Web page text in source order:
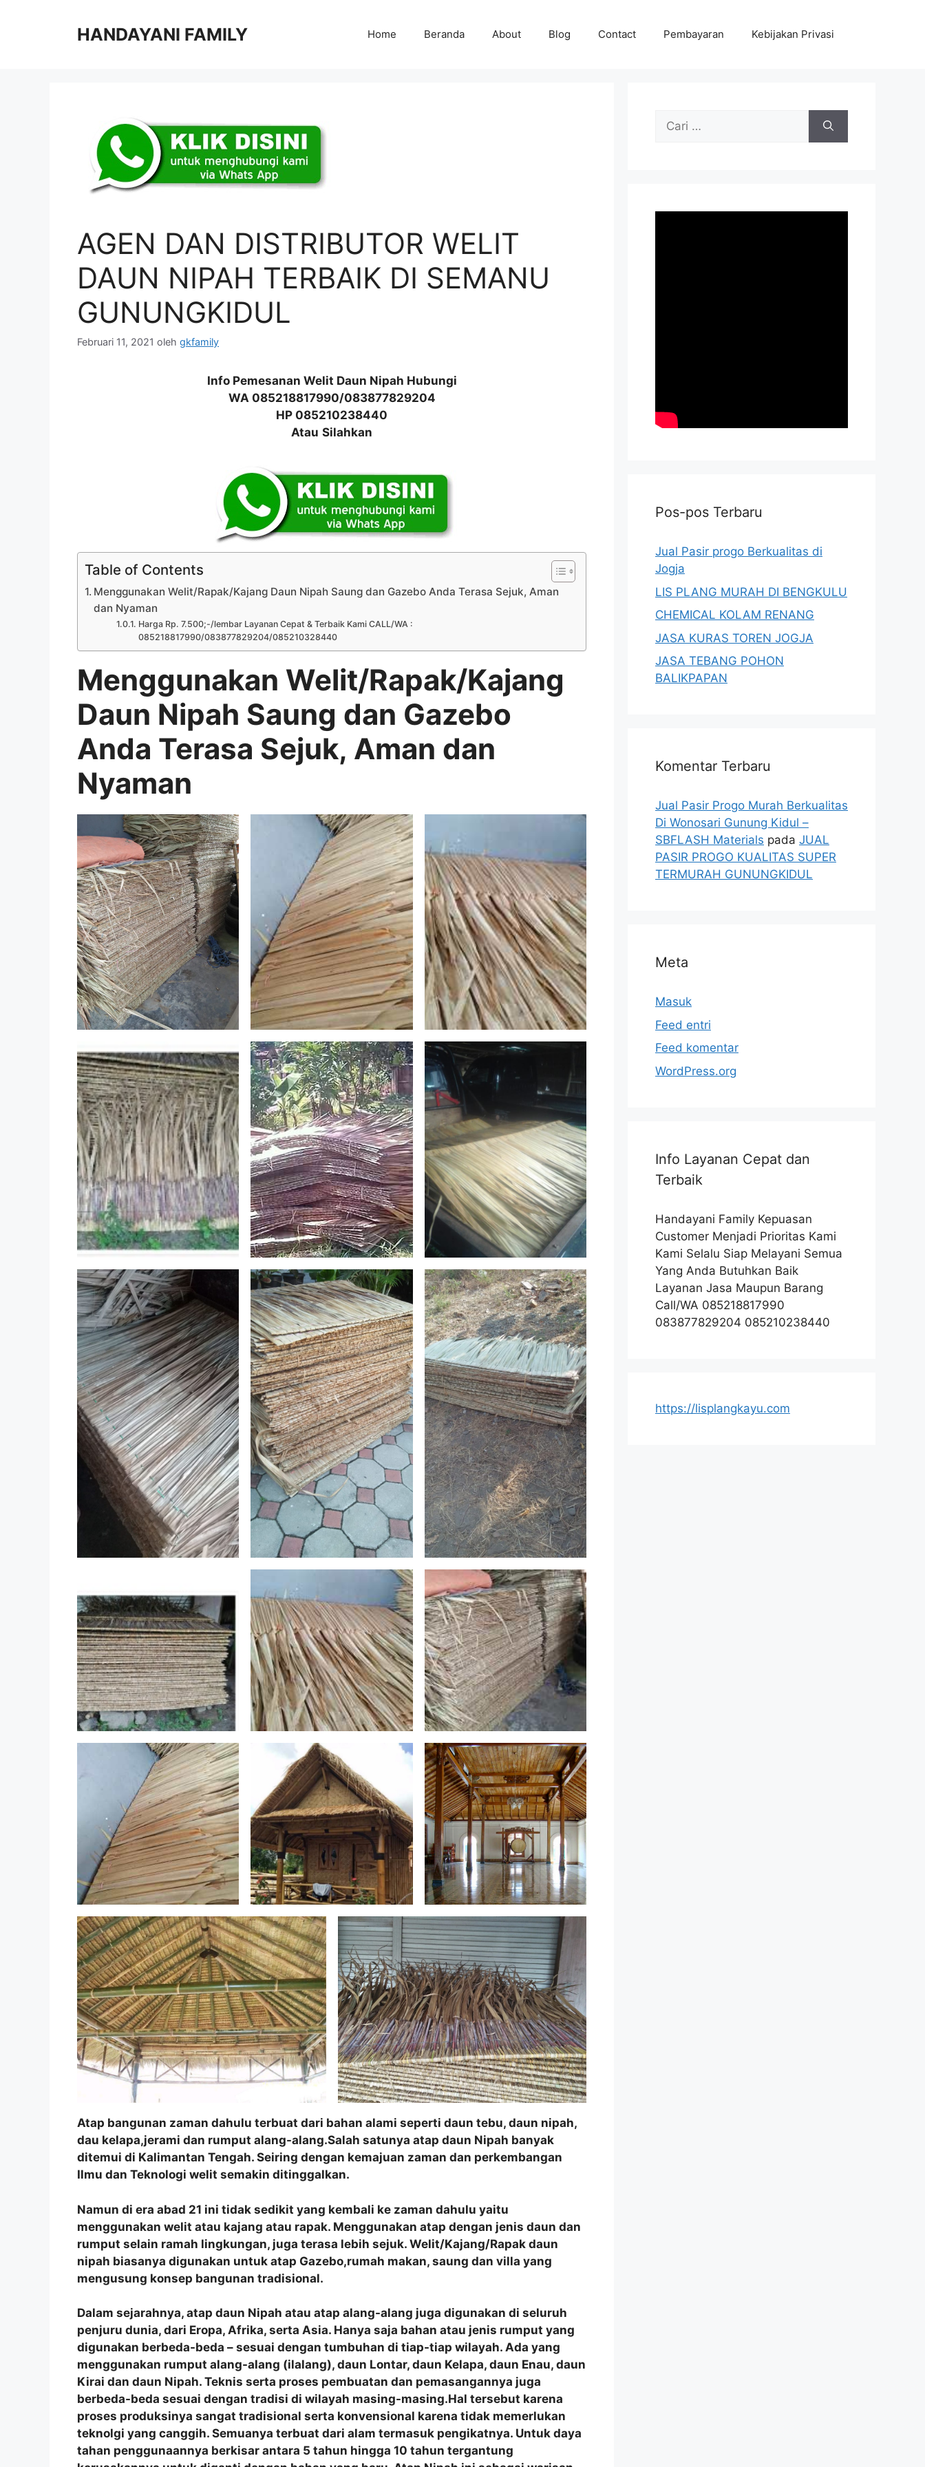
HANDAYANI FAMILY Home Beranda About Blog Contact Pembayaran Kebijakan Privasi
AGEN DAN DISTRIBUTOR WELIT
DAUN NIPAH TERBAIK DI SEMANU
GUNUNGKIDUL
Februari 11, 2021 oleh gkfamily
Info Pemesanan Welit Daun Nipah Hubungi
WA 085218817990/083877829204
HP 085210238440
Atau Silahkan
Table of Contents
Menggunakan Welit/Rapak/Kajang Daun Nipah Saung dan Gazebo Anda Terasa Sejuk, Aman
dan Nyaman
Harga Rp. 7.500;-/lembar Layanan Cepat & Terbaik Kami CALL/WA :
085218817990/083877829204/085210328440
Menggunakan Welit/Rapak/Kajang
Daun Nipah Saung dan Gazebo
Anda Terasa Sejuk, Aman dan
Nyaman
Atap bangunan zaman dahulu terbuat dari bahan alami seperti daun tebu, daun nipah,
dau kelapa,jerami dan rumput alang-alang.Salah satunya atap daun Nipah banyak
ditemui di Kalimantan Tengah. Seiring dengan kemajuan zaman dan perkembangan
Ilmu dan Teknologi welit semakin ditinggalkan.
Namun di era abad 21 ini tidak sedikit yang kembali ke zaman dahulu yaitu
menggunakan welit atau kajang atau rapak. Menggunakan atap dengan jenis daun dan
rumput selain ramah lingkungan, juga terasa lebih sejuk. Welit/Kajang/Rapak daun
nipah biasanya digunakan untuk atap Gazebo,rumah makan, saung dan villa yang
mengusung konsep bangunan tradisional.
Dalam sejarahnya, atap daun Nipah atau atap alang-alang juga digunakan di seluruh
penjuru dunia, dari Eropa, Afrika, serta Asia. Hanya saja bahan atau jenis rumput yang
digunakan berbeda-beda – sesuai dengan tumbuhan di tiap-tiap wilayah. Ada yang
menggunakan rumput alang-alang (ilalang), daun Lontar, daun Kelapa, daun Enau, daun
Kirai dan daun Nipah. Teknis serta proses pembuatan dan pemasangannya juga
berbeda-beda sesuai dengan tradisi di wilayah masing-masing.Hal tersebut karena
proses produksinya sangat tradisional serta konvensional karena tidak memerlukan
teknolgi yang canggih. Semuanya terbuat dari alam termasuk pengikatnya. Untuk daya
tahan penggunaannya berkisar antara 5 tahun hingga 10 tahun tergantung
Cari
Pos-pos Terbaru
Jual Pasir progo Berkualitas di
Jogja
LIS PLANG MURAH DI BENGKULU
CHEMICAL KOLAM RENANG
JASA KURAS TOREN JOGJA
JASA TEBANG POHON
BALIKPAPAN
Komentar Terbaru
Jual Pasir Progo Murah Berkualitas
Di Wonosari Gunung Kidul –
SBFLASH Materials pada JUAL
PASIR PROGO KUALITAS SUPER
TERMURAH GUNUNGKIDUL
Meta
Masuk
Feed entri
Feed komentar
WordPress.org
Info Layanan Cepat dan
Terbaik
Handayani Family Kepuasan
Customer Menjadi Prioritas Kami
Kami Selalu Siap Melayani Semua
Yang Anda Butuhkan Baik
Layanan Jasa Maupun Barang
Call/WA 085218817990
083877829204 085210238440
https://lisplangkayu.com